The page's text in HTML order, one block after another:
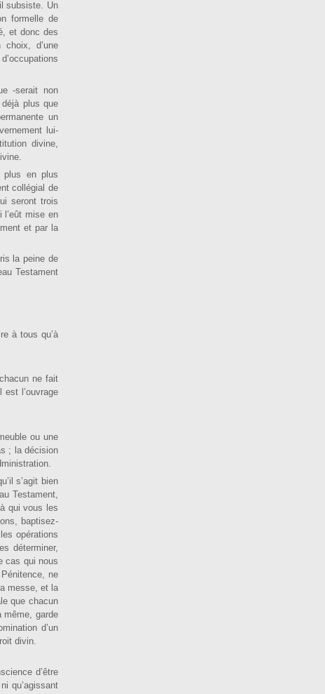
subsiste. Un
formelle de
et donc des
choix, d’une
-serait non
plus que
un
lui-
divine,
plus en plus
collégial de
seront trois
l’eût mise en
et par la
la peine de
Testament
à tous qu’à
ne fait
est l’ouvrage
ou une
; la décision
s’agit bien
Testament,
qui vous les
baptisez-
opérations
détermi­ner,
cas qui nous
ne
messe, et la
que chacun
même, garde
d’un
divin.
d’être
qu’agissant